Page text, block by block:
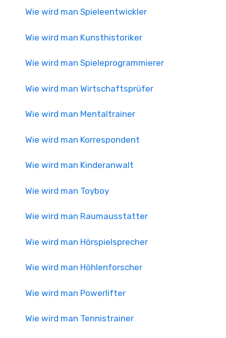
Wie wird man Spieleentwickler
Wie wird man Kunsthistoriker
Wie wird man Spieleprogrammierer
Wie wird man Wirtschaftsprüfer
Wie wird man Mentaltrainer
Wie wird man Korrespondent
Wie wird man Kinderanwalt
Wie wird man Toyboy
Wie wird man Raumausstatter
Wie wird man Hörspielsprecher
Wie wird man Höhlenforscher
Wie wird man Powerlifter
Wie wird man Tennistrainer